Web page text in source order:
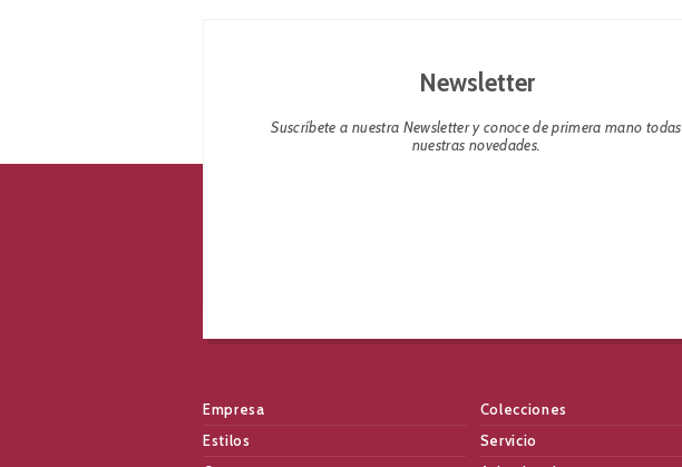
Newsletter
Suscríbete a nuestra Newsletter y conoce de primera mano todas
nuestras novedades.
Empresa Colecciones
Estilos
Servicio